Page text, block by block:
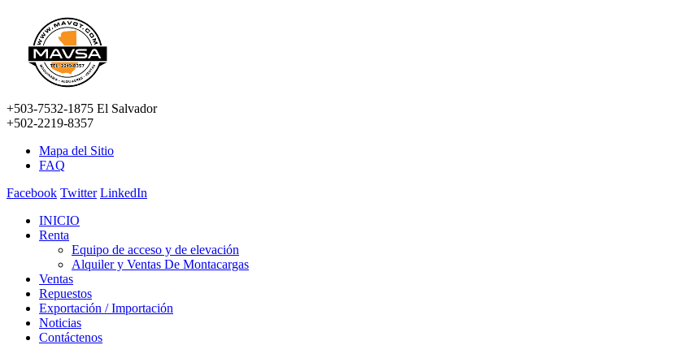
+503-7532-1875 El Salvador
+502-2219-8357
Mapa del Sitio
FAQ
Facebook Twitter LinkedIn
INICIO
Renta
Equipo de acceso y de elevación
Alquiler y Ventas De Montacargas
Ventas
Repuestos
Exportación / Importación
Noticias
Contáctenos